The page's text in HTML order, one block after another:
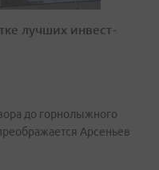
лучших инвест-
до горнолыжного
Арсеньев